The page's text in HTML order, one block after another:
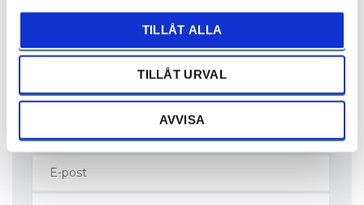
TILLÅT ALLA
TILLÅT URVAL
AVVISA
792 32 MORA
bilwebform_mora@bilkompaniet.se